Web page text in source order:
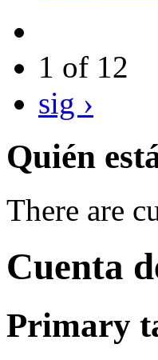
1 of 12
sig ›
Quién
There are
Cuenta
Primary